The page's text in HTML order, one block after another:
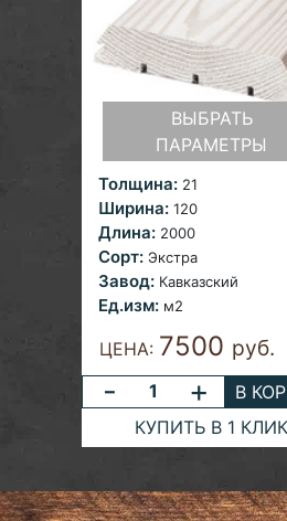
ВЫБРАТЬ
ПАРАМЕТРЫ
Толщина: 21
Ширина: 120
Длина: 2000
Сорт: Экстра
Завод: Кавказский
Ед.изм: м2
ЦЕНА: 7500 руб.
- +
В
КУПИТЬ В 1 КЛИК